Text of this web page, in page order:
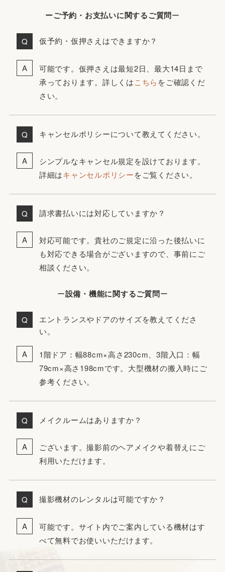
ーご予約・お支払いに関するご質問ー
仮予約・仮押さえはできますか？
可能です。仮押さえは最短2日、最大14日まで
承っております。詳しくはこちら をご確認くだ
さい。
キャンセルポリシーについて教えてください。
シンプルなキャンセル規定を設けております。
詳細はキャンセルポリシーをご覧ください。
請求書払いには対応していますか？
対応可能です。貴社のご規定に沿った後払いに
も対応できる場合がございますので、事前にご
相談ください。
ー設備・機能に関するご質問ー
エントランスやドアのサイズを教えてくださ
い。
1階ドア：幅88cm×高さ230cm、3階入口：幅
79cm×高さ198cmです。大型機材の搬入時にご
参考ください。
メイクルームはありますか？
ございます。撮影前のヘアメイクや着替えにご
利用いただけます。
撮影機材のレンタルは可能ですか？
可能です。サイト内でご案内している機材はす
べて無料でお使いいただけます。